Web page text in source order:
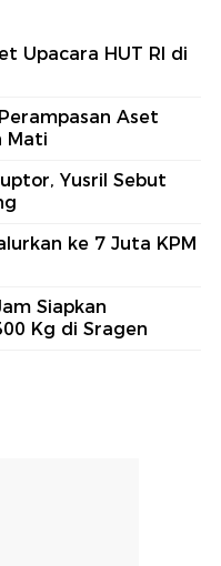
Upacara HUT RI di
Aset
Mati
Yusril Sebut
ke 7 Juta KPM
Siapkan
Kg di Sragen